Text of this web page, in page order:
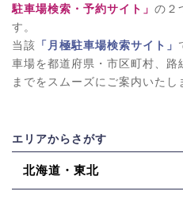
駐車場検索・予約サイト」 の２
す。
当該 「月極駐車場検索サイト」
車場を都道府県・市区町村、
までをスムーズにご案内いたし
エリアからさがす
北海道・東北